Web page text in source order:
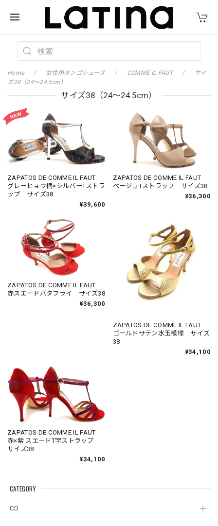
CATEGORY
CD
Home 女性用タンゴシューズ COMME IL FAUT
サイ
ズ38（24〜24.5cm）
サイズ38（24〜24.5cm）
ZAPATOS DE COMME IL FAUT
グレーヒョウ柄×シルバーTストラ
ップ サイズ38
¥39,600
ZAPATOS DE COMME IL FAUT
ベージュTストラップ サイズ38
¥36,300
ZAPATOS DE COMME IL FAUT
赤スエードバタフライ サイズ38
¥36,300
ZAPATOS DE COMME IL FAUT
ゴールドサテン水玉模様 サイズ
38
¥34,100
ZAPATOS DE COMME IL FAUT
赤×紫 スエードT字ストラップ
サイズ38
¥34,100